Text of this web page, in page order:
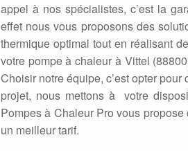
appel à nos spécialistes, c’est la
effet nous vous proposons des
thermique optimal tout en réalisant
votre pompe à chaleur à Vittel
Choisir notre équipe, c’est opter
projet, nous mettons à votre
Pompes à Chaleur Pro vous
un meilleur tarif.